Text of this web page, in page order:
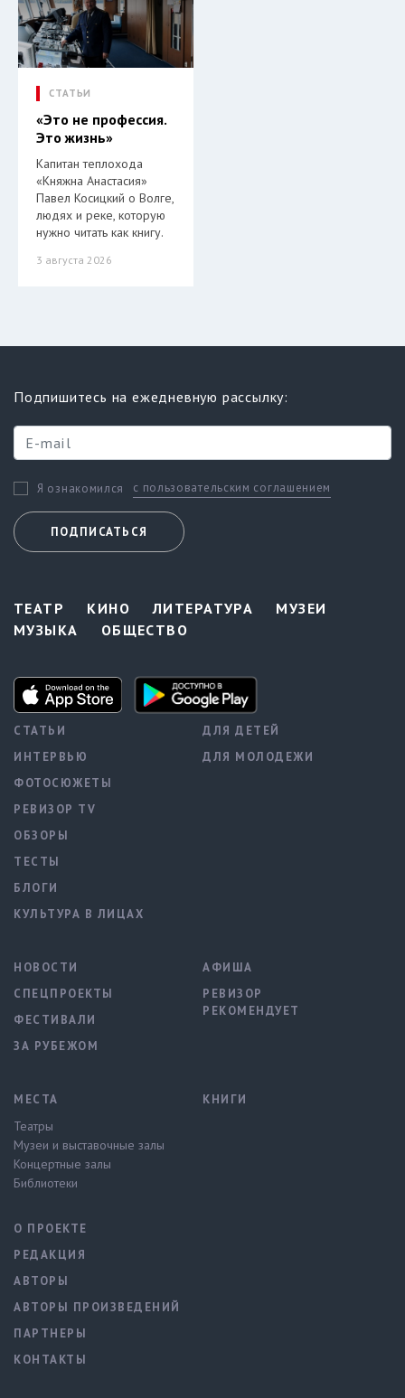
СТАТЬИ
«Это не профессия.
Это жизнь»
Капитан теплохода
«Княжна Анастасия»
Павел Косицкий о Волге,
людях и реке, которую
нужно читать как книгу.
3 августа 2026
Подпишитесь на ежедневную рассылку:
Я ознакомился с пользовательским соглашением
ПОДПИСАТЬСЯ
ТЕАТР КИНО ЛИТЕРАТУРА
МУЗЕИ
МУЗЫКА
ОБЩЕСТВО
СТАТЬИ
ИНТЕРВЬЮ
ФОТОСЮЖЕТЫ
РЕВИЗОР TV
ОБЗОРЫ
ТЕСТЫ
БЛОГИ
КУЛЬТУРА В ЛИЦАХ
ДЛЯ ДЕТЕЙ
ДЛЯ МОЛОДЕЖИ
НОВОСТИ
СПЕЦПРОЕКТЫ
ФЕСТИВАЛИ
ЗА РУБЕЖОМ
АФИША
РЕВИЗОР
РЕКОМЕНДУЕТ
МЕСТА
Театры
Музеи и выставочные залы
Концертные залы
Библиотеки
КНИГИ
О ПРОЕКТЕ
РЕДАКЦИЯ
АВТОРЫ
АВТОРЫ ПРОИЗВЕДЕНИЙ
ПАРТНЕРЫ
КОНТАКТЫ